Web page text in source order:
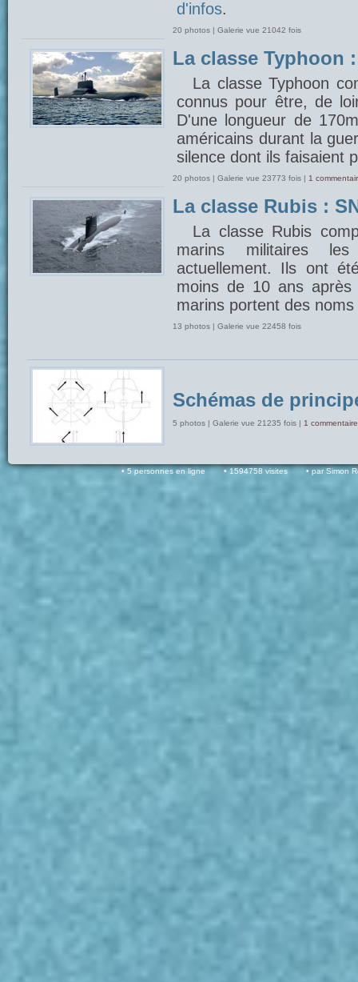
d'infos.
20 photos | Galerie vue 21042 fois
La classe Typhoon
La classe Typhoon
connus pour être, de
D'une longueur de
américains durant la
silence dont ils faisaient
20 photos | Galerie vue 23773 fois | 1
La classe Rubis :
La classe Rubis
marins militaires
actuellement. Ils ont
moins de 10 ans
marins portent des
13 photos | Galerie vue 22458 fois
Schémas de
5 photos | Galerie vue 21235 fois | 1
5 personnes en ligne 1594758 visites par Simon